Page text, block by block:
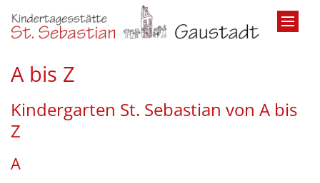
A bis Z
Kindergarten St. Sebastian von A bis
Z
A